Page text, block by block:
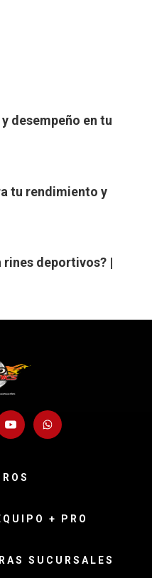
desempeño en tu
tu rendimiento y
rines deportivos? |
+ PRO
SUCURSALES